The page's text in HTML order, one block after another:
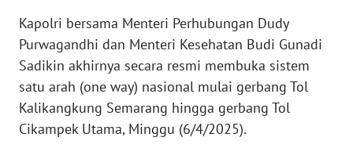
Kapolri bersama Menteri Perhubungan Dudy
Purwagandhi dan Menteri Kesehatan Budi Gunadi
Sadikin akhirnya secara resmi membuka sistem
satu arah (one way) nasional mulai gerbang Tol
Kalikangkung Semarang hingga gerbang Tol
Cikampek Utama, Minggu (6/4/2025).
KONTAK
KAMI
INFO
IKLAN
TENTANG